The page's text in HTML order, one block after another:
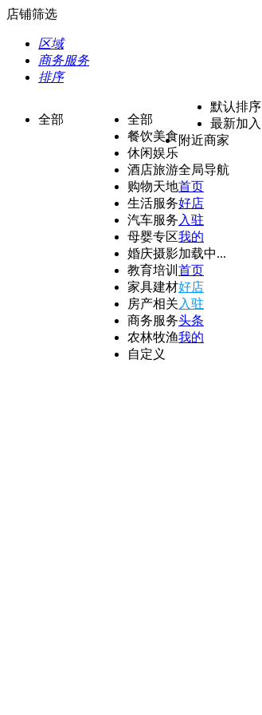
店铺筛选
区域
商务服务
排序
全部
全部
餐饮美食
休闲娱乐
酒店旅游
购物天地
生活服务
汽车服务
母婴专区
婚庆摄影
教育培训
家具建材
房产相关
商务服务
农林牧渔
自定义
默认排序
最新加入
附近商家
全局导航
首页
好店
入驻
我的
加载中...
首页
好店
入驻
头条
我的